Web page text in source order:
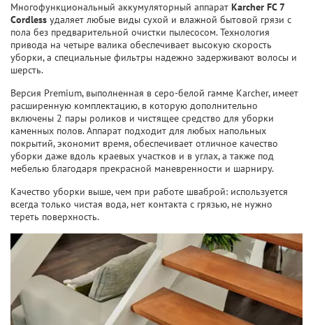
Многофункциональный аккумуляторный аппарат Karcher FC 7
Cordless удаляет любые виды сухой и влажной бытовой грязи с
пола без предварительной очистки пылесосом. Технология
привода на четыре валика обеспечивает высокую скорость
уборки, а специальные фильтры надежно задерживают волосы и
шерсть.
Версия Premium, выполненная в серо-белой гамме Karcher, имеет
расширенную комплектацию, в которую дополнительно
включены 2 пары роликов и чистящее средство для уборки
каменных полов. Аппарат подходит для любых напольных
покрытий, экономит время, обеспечивает отличное качество
уборки даже вдоль краевых участков и в углах, а также под
мебелью благодаря прекрасной маневренности и шарниру.
Качество уборки выше, чем при работе шваброй: используется
всегда только чистая вода, нет контакта с грязью, не нужно
тереть поверхность.